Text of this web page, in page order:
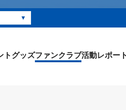
▼
ト グッズファンクラブ活動レポート